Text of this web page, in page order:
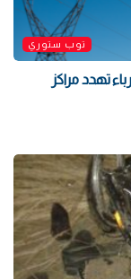
توب ستوري
تهدد مراكز